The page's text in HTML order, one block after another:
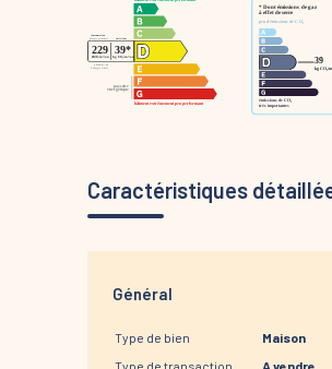
Caractéristiques
Général
Type de bien
Maison